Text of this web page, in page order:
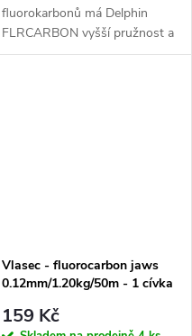
fluorokarbonů má Delphin
FLRCARBON vyšší pružnost a
podstatně nižší paměť.
Vlasec - fluorocarbon jaws
0.12mm/1.20kg/50m - 1 cívka
159 Kč